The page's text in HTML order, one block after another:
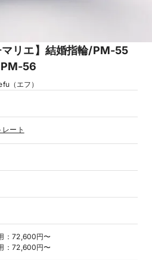
リエ】結婚指輪/PM-55
PM-56
（エフ）
ート
：72,600円〜
：72,600円〜